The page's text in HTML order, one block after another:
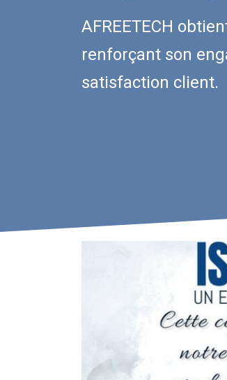
AFREETECH
renforçant son
satisfaction client.